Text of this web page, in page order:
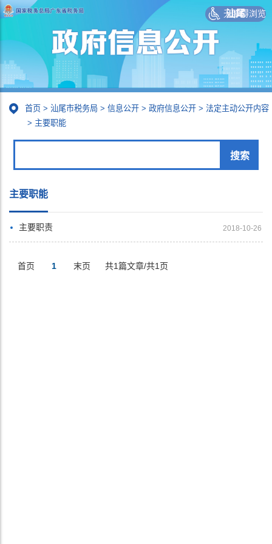
汕尾
无障碍浏览
首页 > 汕尾市税务局 > 信息公开 > 政府信息公开 > 法定主动公开内容
> 主要职能
主要职能
主要职责 2018-10-26
首页 1 末页 共1篇文章/共1页